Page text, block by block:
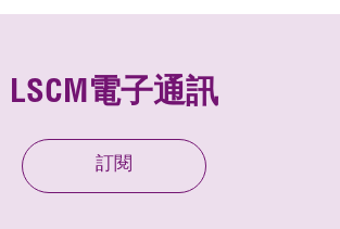
LSCM電子通訊
訂閱